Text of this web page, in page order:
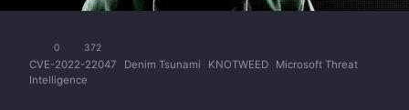
0 372
CVE-2022-22047 Denim Tsunami KNOTWEED
Microsoft Threat
Intelligence